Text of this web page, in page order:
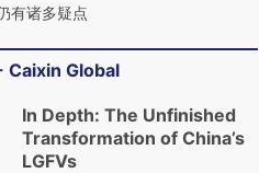
有诸多疑点
Caixin Global
In Depth: The Unfinished
Transformation of China’s
LGFVs